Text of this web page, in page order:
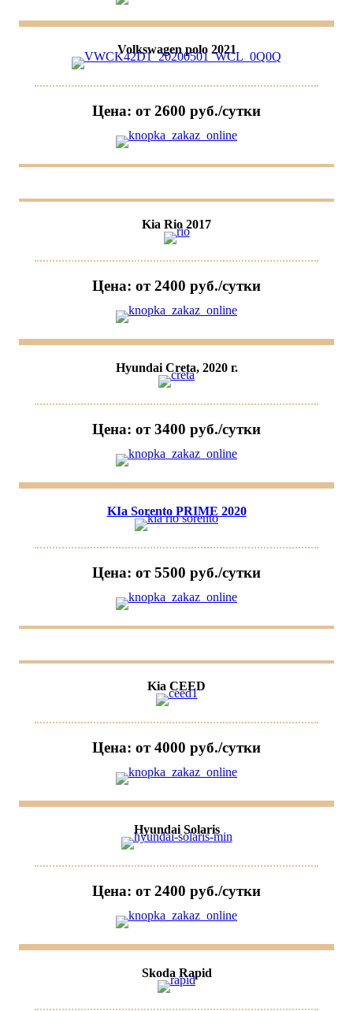
Volkswagen polo 2021
Цена: от 2600 руб./сутки
Kia Rio 2017
Цена: от 2400 руб./сутки
Hyundai Creta, 2020 г.
Цена: от 3400 руб./сутки
KIa Sorento PRIME 2020
Цена: от 5500 руб./сутки
Kia CEED
Цена: от 4000 руб./сутки
Hyundai Solaris
Цена: от 2400 руб./сутки
Skoda Rapid